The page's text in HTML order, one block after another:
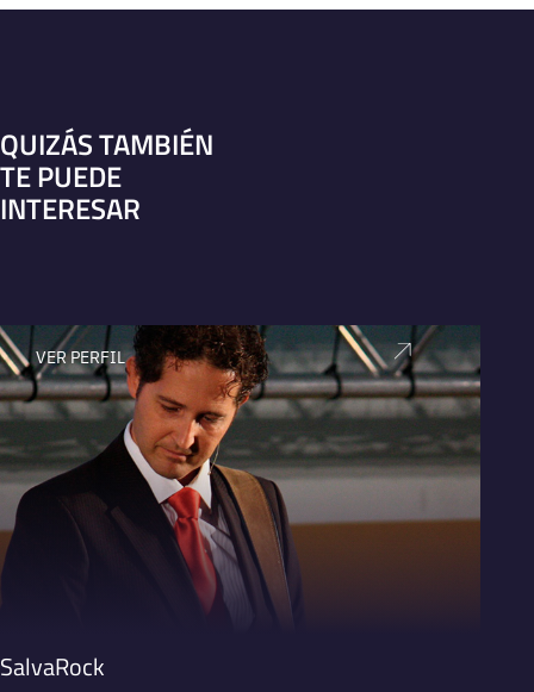
QUIZÁS TAMBIÉN
TE PUEDE
INTERESAR
VER PERFIL
SalvaRock